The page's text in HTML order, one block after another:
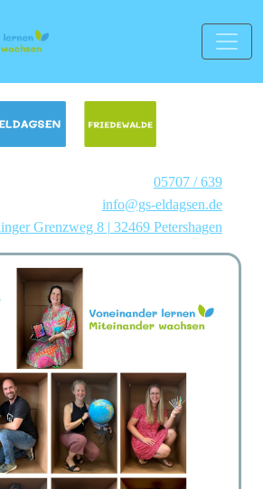
05707 / 639
info@gs-eldagsen.de
Grenzweg 8 | 32469 Petershagen